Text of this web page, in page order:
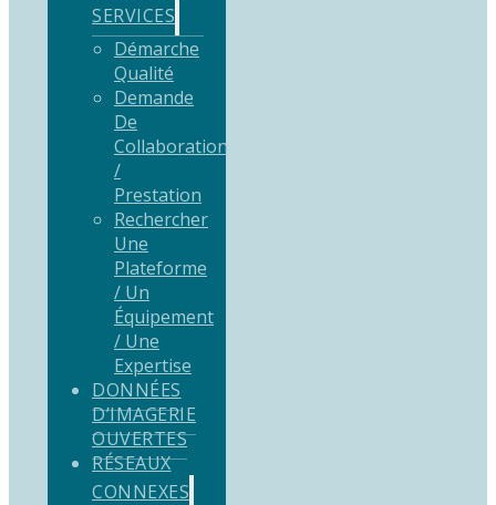
SERVICES
Démarche
Qualité
Demande
De
Collaboration
/
Prestation
Rechercher
Une
Plateforme
/ Un
Équipement
/ Une
Expertise
DONNÉES
D’IMAGERIE
OUVERTES
RÉSEAUX
CONNEXES